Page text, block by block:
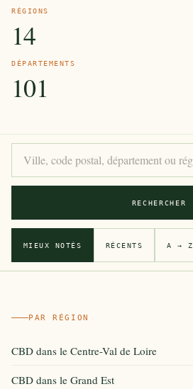
RÉGIONS
14
DÉPARTEMENTS
101
Recherche de boutiques CBD
RECHERCHER
MIEUX NOTÉS RÉCENTS A → Z
PAR RÉGION
CBD dans le Centre-Val de Loire
CBD dans le Grand Est